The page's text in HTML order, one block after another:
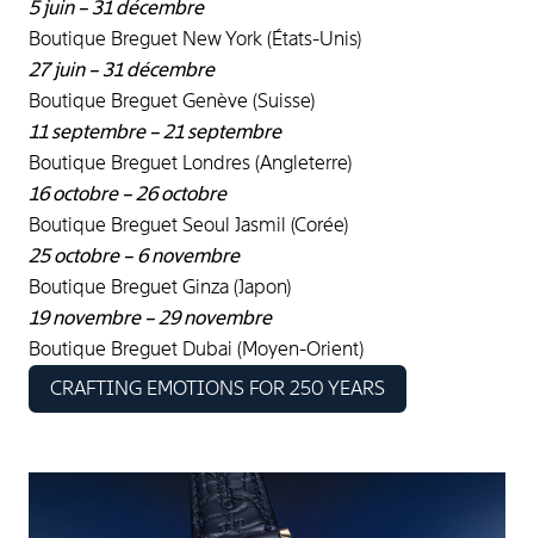
5 juin – 31 décembre
Boutique Breguet New York (États-Unis)
27 juin – 31 décembre
Boutique Breguet Genève (Suisse)
11 septembre – 21 septembre
Boutique Breguet Londres (Angleterre)
16 octobre – 26 octobre
Boutique Breguet Seoul Jasmil (Corée)
25 octobre – 6 novembre
Boutique Breguet Ginza (Japon)
19 novembre – 29 novembre
Boutique Breguet Dubai (Moyen-Orient)
CRAFTING EMOTIONS FOR 250 YEARS